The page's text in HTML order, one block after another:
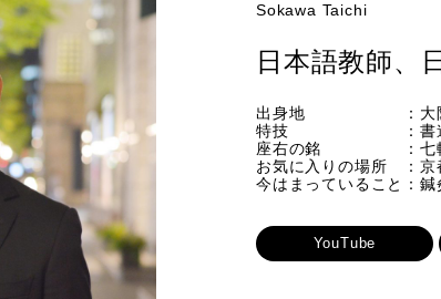
Sokawa Taichi
日本語教師、
出身地 ：大
特技 ：書道三段
座右の銘 ：七転
お気に入りの場所 ：京
今はまっていること：
YouTube